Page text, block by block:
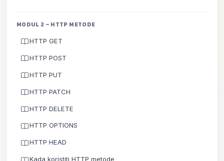
MODUL 2 – HTTP METODE
HTTP GET
HTTP POST
HTTP PUT
HTTP PATCH
HTTP DELETE
HTTP OPTIONS
HTTP HEAD
Kada koristiti HTTP metode